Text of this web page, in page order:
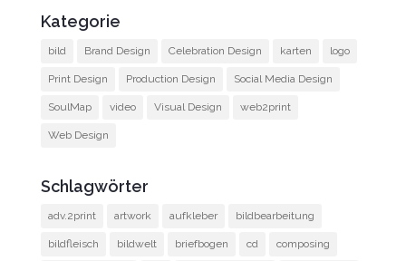
Kategorie
bild Brand Design Celebration Design karten logo
Print Design Production Design Social Media Design
SoulMap video Visual Design web2print
Web Design
Schlagwörter
adv.2print artwork aufkleber bildbearbeitung
bildfleisch bildwelt briefbogen cd composing